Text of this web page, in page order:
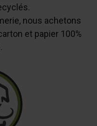
nous achetons
et papier 100%